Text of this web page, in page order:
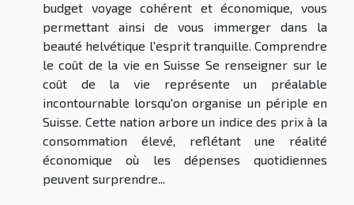
budget voyage cohérent et économique, vous
permettant ainsi de vous immerger dans la
beauté helvétique l'esprit tranquille. Comprendre
le coût de la vie en Suisse Se renseigner sur le
coût de la vie représente un préalable
incontournable lorsqu'on organise un périple en
Suisse. Cette nation arbore un indice des prix à la
consommation élevé, reflétant une réalité
économique où les dépenses quotidiennes
peuvent surprendre...